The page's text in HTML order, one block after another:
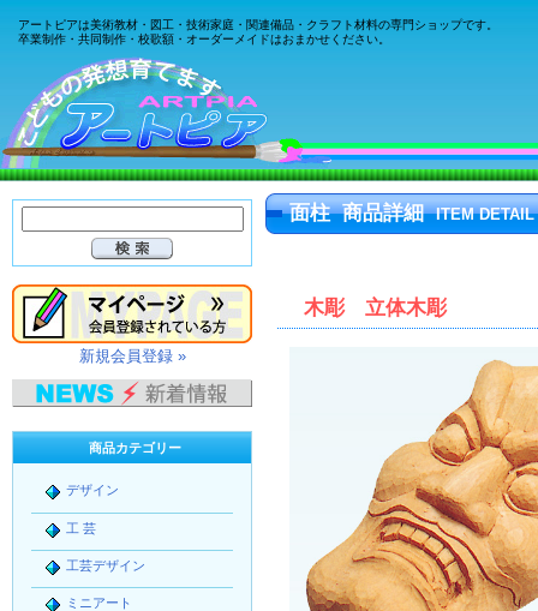
アートピアは美術教材・図工・技術家庭・関連備品・クラフト材料の専門ショップです。
卒業制作・共同制作・校歌額・オーダーメイドはおまかせください。
面柱 商品詳細 ITEM DETAIL
木彫 立体木彫
新規会員登録 »
商品カテゴリー
デザイン
工 芸
工芸デザイン
ミニアート